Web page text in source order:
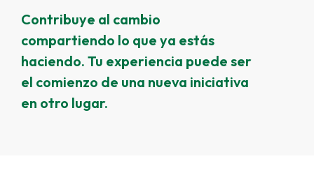
Contribuye al cambio
compartiendo lo que ya estás
haciendo. Tu experiencia puede ser
el comienzo de una nueva iniciativa
en otro lugar.